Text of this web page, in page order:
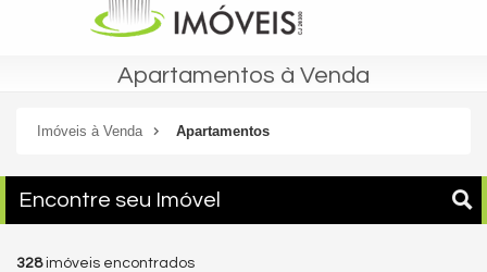
Apartamentos à Venda
Imóveis à Venda Apartamentos
Encontre seu Imóvel
328imóveis encontrados